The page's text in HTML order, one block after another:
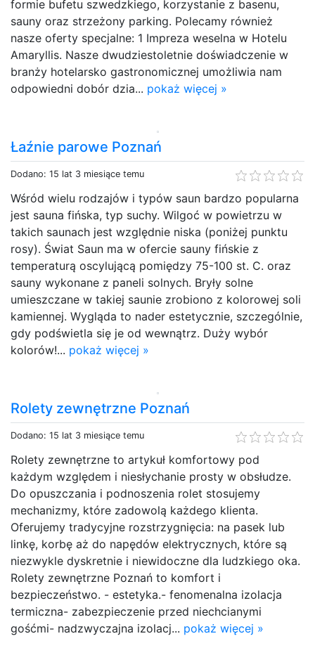
formie bufetu szwedzkiego, korzystanie z basenu,
sauny oraz strzeżony parking. Polecamy również
nasze oferty specjalne: 1 Impreza weselna w Hotelu
Amaryllis. Nasze dwudziestoletnie doświadczenie w
branży hotelarsko gastronomicznej umożliwia nam
odpowiedni dobór dzia... pokaż więcej »
Łaźnie parowe Poznań
Dodano: 15 lat 3 miesiące temu
Wśród wielu rodzajów i typów saun bardzo popularna
jest sauna fińska, typ suchy. Wilgoć w powietrzu w
takich saunach jest względnie niska (poniżej punktu
rosy). Świat Saun ma w ofercie sauny fińskie z
temperaturą oscylującą pomiędzy 75-100 st. C. oraz
sauny wykonane z paneli solnych. Bryły solne
umieszczane w takiej saunie zrobiono z kolorowej soli
kamiennej. Wygląda to nader estetycznie, szczególnie,
gdy podświetla się je od wewnątrz. Duży wybór
kolorów!... pokaż więcej »
Rolety zewnętrzne Poznań
Dodano: 15 lat 3 miesiące temu
Rolety zewnętrzne to artykuł komfortowy pod
każdym względem i niesłychanie prosty w obsłudze.
Do opuszczania i podnoszenia rolet stosujemy
mechanizmy, które zadowolą każdego klienta.
Oferujemy tradycyjne rozstrzygnięcia: na pasek lub
linkę, korbę aż do napędów elektrycznych, które są
niezwykle dyskretnie i niewidoczne dla ludzkiego oka.
Rolety zewnętrzne Poznań to komfort i
bezpieczeństwo. - estetyka.- fenomenalna izolacja
termiczna- zabezpieczenie przed niechcianymi
gośćmi- nadzwyczajna izolacj... pokaż więcej »